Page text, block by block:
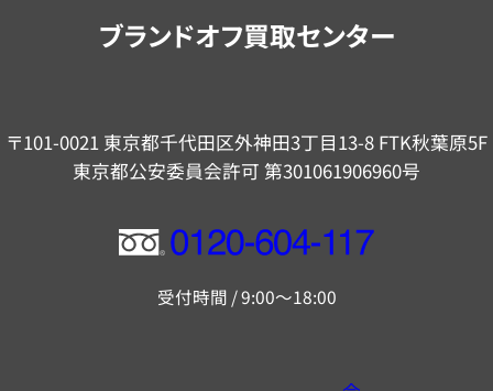
ブランドオフ買取センター
〒101-0021 東京都千代田区外神田3丁目13-8 FTK秋葉原5F
東京都公安委員会許可 第301061906960号
フ
ー
受付時間 / 9:00～18:00